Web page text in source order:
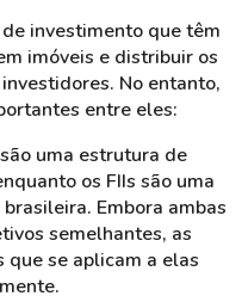
investimento que têm
imóveis e distribuir os
No entanto,
entre eles:
são uma estrutura de
os FIIs são uma
Embora ambas
semelhantes, as
se aplicam a elas